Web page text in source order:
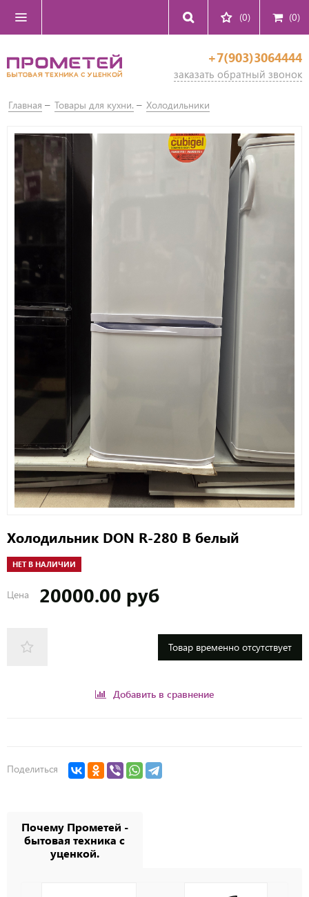
(0) (0)
+7(903)3064444
заказать обратный звонок
Главная Товары для кухни. Холодильники
Холодильник DON R-280 B белый
НЕТ В НАЛИЧИИ
Цена 20000.00 руб
Товар временно отсутствует
Добавить в сравнение
Поделиться
Почему Прометей -
бытовая техника с
уценкой.